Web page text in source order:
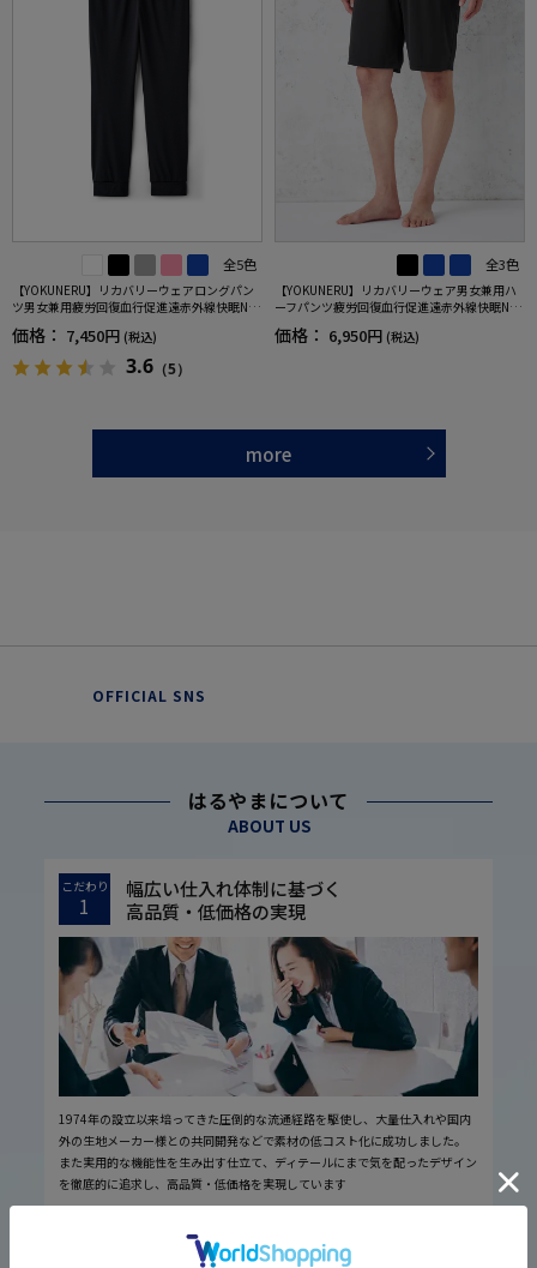
全5色
【YOKUNERU】リカバリーウェアロングパン
ツ男女兼用疲労回復血行促進遠赤外線快眠NA
NOMIX(R)【一般医療機器】SS～LLサイズ
価格： 7,450円 (税込)
3.6 （5）
全3色
【YOKUNERU】リカバリーウェア男女兼用ハ
ーフパンツ疲労回復血行促進遠赤外線快眠NA
NOMIX(R)【一般医療機器】SS～LLサイズ
価格： 6,950円 (税込)
more
OFFICIAL SNS
はるやまについて
ABOUT US
こだわり
1
幅広い仕入れ体制に基づく
高品質・低価格の実現
1974年の設立以来培ってきた圧倒的な流通経路を駆使し、大量仕入れや国内
外の生地メーカー様との共同開発などで素材の低コスト化に成功しました。
また実用的な機能性を生み出す仕立て、ディテールにまで気を配ったデザイン
を徹底的に追求し、高品質・低価格を実現しています
厳しい品質管理体制に基づく